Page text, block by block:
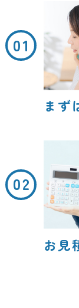
まず
お見